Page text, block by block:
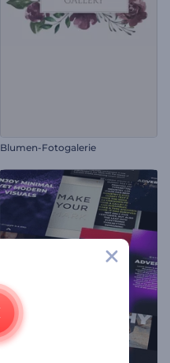
Blumen-Fotogalerie